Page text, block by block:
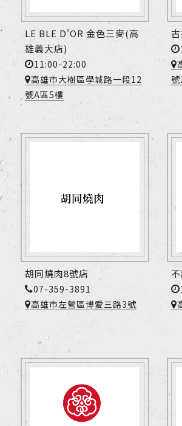
LE BLE D'OR 金色三麥(高
雄義大店)
11:00-22:00
高雄市大樹區學城路一段12
號A區5樓
胡同燒肉8號店
07-359-3891
高雄市左營區博愛三路3號